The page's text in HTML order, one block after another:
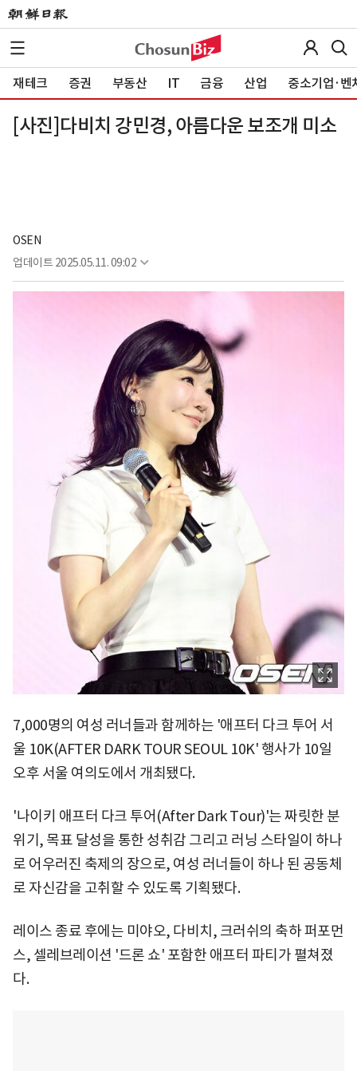
재테크 증권 부동산 IT 금융 산업 중소기업·벤
[사진]다비치 강민경, 아름다운 보조개 미소
OSEN
업데이트 2025.05.11. 09:02
7,000명의 여성 러너들과 함께하는 '애프터 다크 투어 서
울 10K(AFTER DARK TOUR SEOUL 10K' 행사가 10일
오후 서울 여의도에서 개최됐다.
'나이키 애프터 다크 투어(After Dark Tour)'는 짜릿한 분
위기, 목표 달성을 통한 성취감 그리고 러닝 스타일이 하나
로 어우러진 축제의 장으로, 여성 러너들이 하나 된 공동체
로 자신감을 고취할 수 있도록 기획됐다.
레이스 종료 후에는 미야오, 다비치, 크러쉬의 축하 퍼포먼
스, 셀레브레이션 '드론 쇼' 포함한 애프터 파티가 펼쳐졌
다.